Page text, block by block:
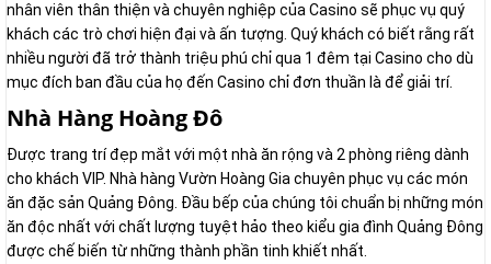
nhân viên thân thiện và chuyên nghiệp của Casino sẽ phục vụ quý
khách các trò chơi hiện đại và ấn tượng. Quý khách có biết rằng rất
nhiều người đã trở thành triệu phú chỉ qua 1 đêm tại Casino cho dù
mục đích ban đầu của họ đến Casino chỉ đơn thuần là để giải trí.
Nhà Hàng Hoàng Đô
Được trang trí đẹp mắt với một nhà ăn rộng và 2 phòng riêng dành
cho khách VIP. Nhà hàng Vườn Hoàng Gia chuyên phục vụ các món
ăn đặc sản Quảng Đông. Đầu bếp của chúng tôi chuẩn bị những món
ăn độc nhất với chất lượng tuyệt hảo theo kiểu gia đình Quảng Đông
được chế biến từ những thành phần tinh khiết nhất.